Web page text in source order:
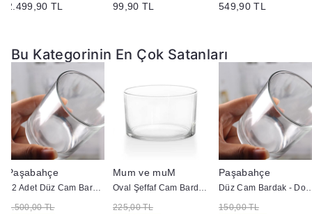
2.499,90 TL 99,90 TL 549,90 TL
Bu Kategorinin En Çok Satanları
Paşabahçe
12 Adet Düz Cam Bardak - Doluma Uygun
1.500,00 TL
Mum ve muM
Oval Şeffaf Cam Bardak - Doluma Uygun
225,00 TL
Paşabahçe
Düz Cam Bardak -
150,00 TL